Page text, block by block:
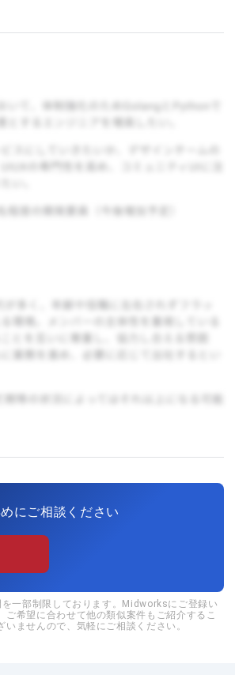
にご相談ください
一部制限しております。Midworksにご登録い
希望に合わせて他の類似案件もご紹介するこ
ませんので、気軽にご相談ください。